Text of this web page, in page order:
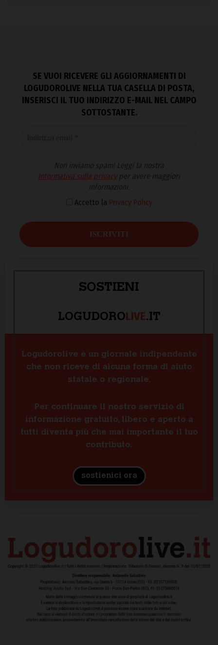
SE VUOI RICEVERE GLI AGGIORNAMENTI DI
LOGUDOROLIVE NELLA TUA CASELLA DI POSTA,
INSERISCI IL TUO INDIRIZZO E-MAIL NEL CAMPO
SOTTOSTANTE.
Non inviamo spam! Leggi la nostra
Informativa sulla privacyper avere maggiori
informazioni.
Accetto la Privacy Policy
SOSTIENI
LOGUDOROLIVE.IT
Logudorolive è un giornale indipendente
che non riceve di alcuna forma di aiuto
statale o regionale.
Per continuare il nostro servizio di
informazione gratuito, libero e aperto a
tutti diventa più che mai importante il tuo
contributo.
sostienici ora